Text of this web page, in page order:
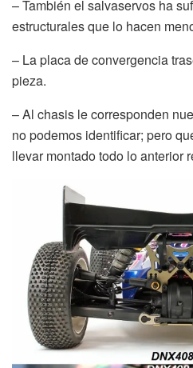
– También el salvaservos ha
estructurales que lo hacen
– La placa de convergencia
pieza.
– Al chasis le corresponden
no podemos identificar; pero
llevar montado todo lo anterior